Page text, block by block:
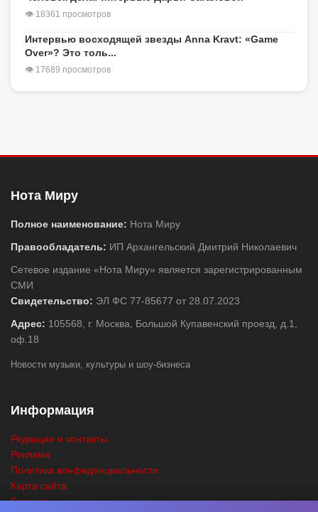
👁 18361 просмотров
Интервью восходящей звезды Anna Kravt: «Game
Over»? Это толь...
👁 17689 просмотров
Нота Миру
Полное наименование: Нота Миру
Правообладатель: ИП Архангельский Дмитрий Николаевич
Сетевое издание «Нота Миру» является зарегистрированным
СМИ
Свидетельство: ЭЛ ФС 77-85677 от 28.07.2023
Адрес: 105568, г. Москва, Большой Купавенский проезд, д.1,
оф.18
Новости музыки, культуры и шоу-бизнеса
Информация
Редакция и контакты
Реклама
Политика конфиденциальности
Карта сайта
Главная